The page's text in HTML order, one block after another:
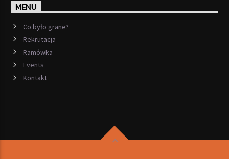
MENU
Co było grane?
Rekrutacja
Ramówka
Events
Kontakt